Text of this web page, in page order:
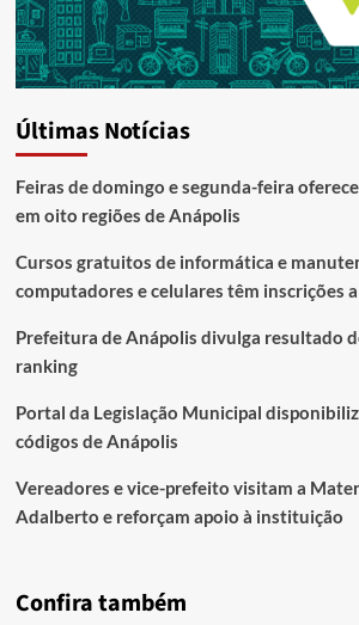
Últimas Notícias
Feiras de domingo e segunda-feira
em oito regiões de Anápolis
Cursos gratuitos de informática e
computadores e celulares têm inscrições
Prefeitura de Anápolis divulga resultado
ranking
Portal da Legislação Municipal
códigos de Anápolis
Vereadores e vice-prefeito visitam a
Adalberto e reforçam apoio à instituição
Confira também